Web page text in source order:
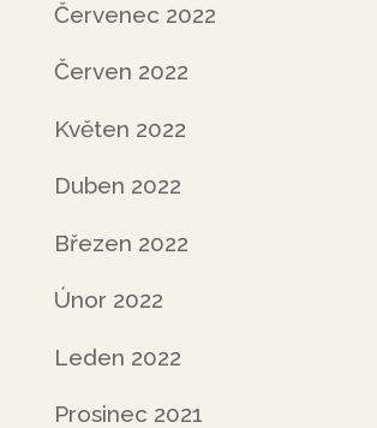
Červenec 2022
Červen 2022
Květen 2022
Duben 2022
Březen 2022
Únor 2022
Leden 2022
Prosinec 2021